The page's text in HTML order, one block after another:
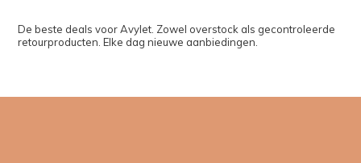
De beste deals voor Avylet. Zowel overstock als gecontroleerde
retourproducten. Elke dag nieuwe aanbiedingen.